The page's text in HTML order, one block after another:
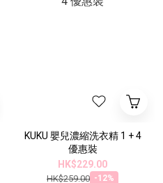
KUKU 嬰兒濃縮洗衣精 1 + 4
優惠裝
HK$229.00
HK$259.00 -12%